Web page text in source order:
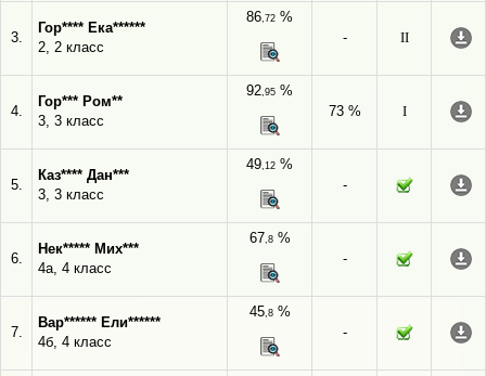
3.
Гор**** Ека******
2, 2 класс
86,72 %
-
II
4.
Гор*** Ром**
3, 3 класс
92,95 %
73 %
I
5.
Каз**** Дан***
3, 3 класс
49,12 %
-
6.
Нек***** Мих***
4а, 4 класс
67,8%
-
7.
Вар****** Ели******
4б, 4 класс
45,8%
-